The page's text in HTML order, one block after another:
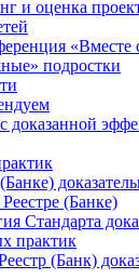
и оценка
«Вместе
подростки
доказанной
(Банке)
Стандарта
практик
(Банк)